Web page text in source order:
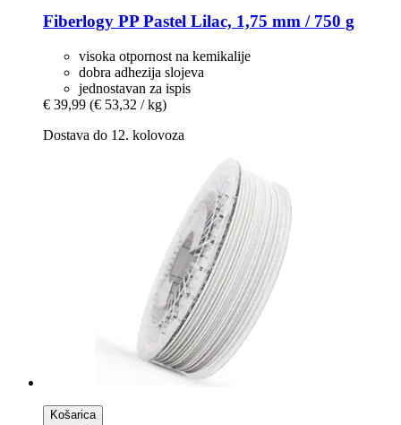
Fiberlogy PP Pastel Lilac, 1,75 mm / 750 g
visoka otpornost na kemikalije
dobra adhezija slojeva
jednostavan za ispis
€ 39,99 (€ 53,32 / kg)
Dostava do 12. kolovoza
Košarica